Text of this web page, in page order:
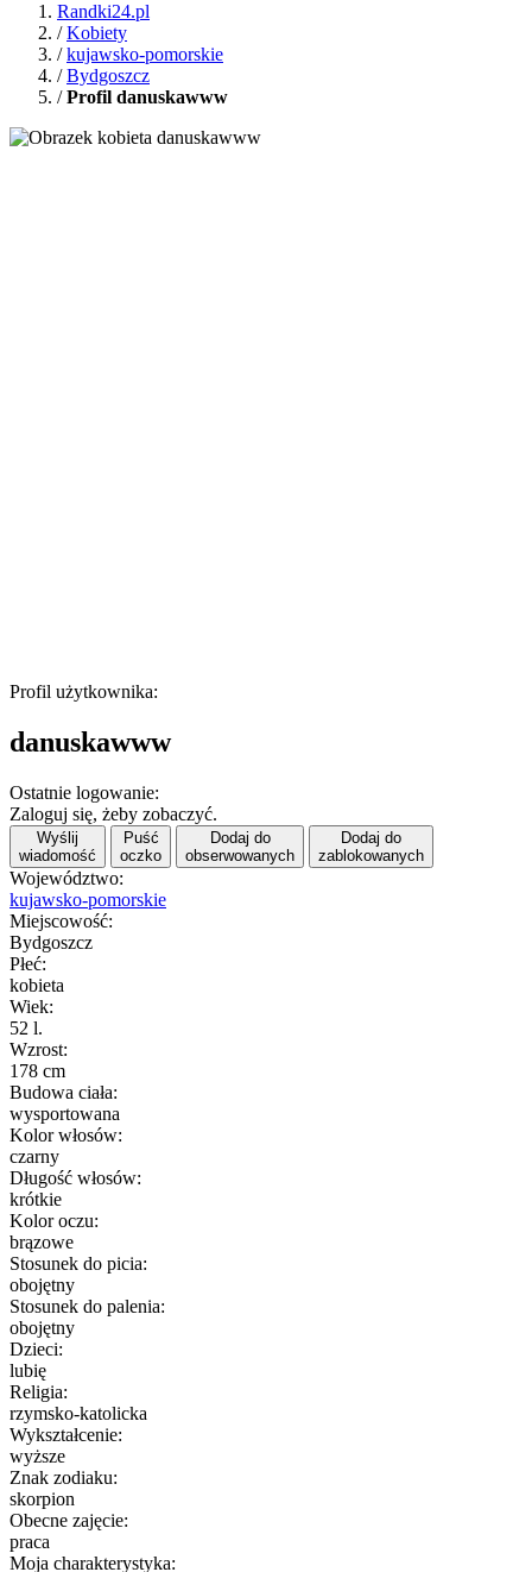
Randki24.pl
/Kobiety
/kujawsko-pomorskie
/Bydgoszcz
/Profil danuskawww
Profil użytkownika:
danuskawww
Ostatnie logowanie:
Zaloguj się, żeby zobaczyć.
Wyślij
wiadomość
Puść
oczko
Dodaj do
obserwowanych
Dodaj do
zablokowanych
Województwo:
kujawsko-pomorskie
Miejscowość:
Bydgoszcz
Płeć:
kobieta
Wiek:
52 l.
Wzrost:
178 cm
Budowa ciała:
wysportowana
Kolor włosów:
czarny
Długość włosów:
krótkie
Kolor oczu:
brązowe
Stosunek do picia:
obojętny
Stosunek do palenia:
obojętny
Dzieci:
lubię
Religia:
rzymsko-katolicka
Wykształcenie:
wyższe
Znak zodiaku:
skorpion
Obecne zajęcie:
praca
Moja charakterystyka: